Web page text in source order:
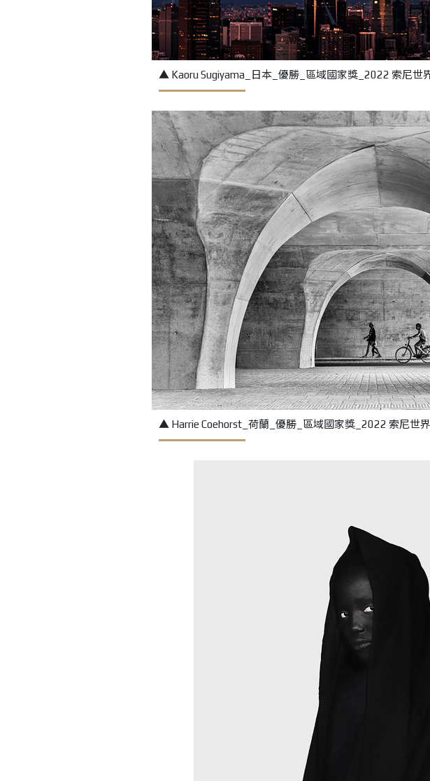
▲ Kaoru Sugiyama_日本_優勝_區域國家獎_2022 索尼世
▲ Harrie Coehorst_荷蘭_優勝_區域國家獎_2022 索尼世